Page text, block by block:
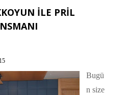
İLE PRİL
Bugü
n size